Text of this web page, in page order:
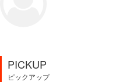
PICKUP
ピックアップ